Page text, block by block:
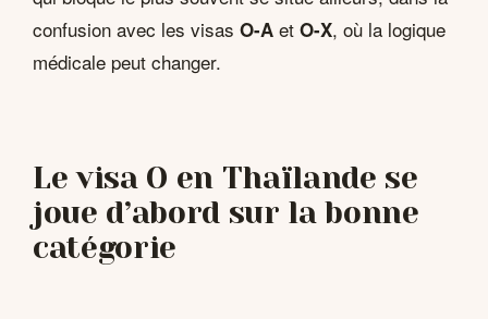
confusion avec les visas O-A et O-X, où la logique
médicale peut changer.
Le visa O en Thaïlande se
joue d’abord sur la bonne
catégorie